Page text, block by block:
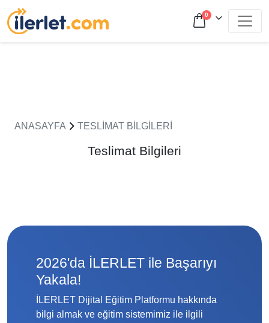
0
ANASAYFA TESLIMAT BILGILERI
Teslimat Bilgileri
2026'da İLERLET ile Başarıyı
Yakala!
İLERLET Dijital Eğitim Platformu hakkında
bilgi almak ve eğitim sistemimiz ile ilgili